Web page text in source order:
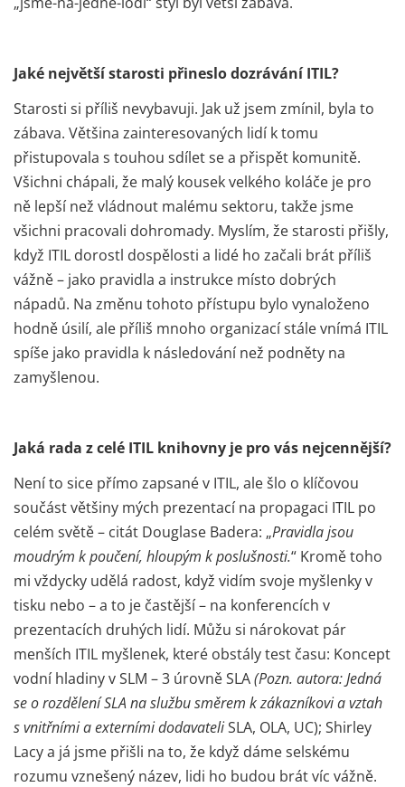
Jaké největší starosti přineslo dozrávání ITIL?
Starosti si příliš nevybavuji. Jak už jsem zmínil, byla to
zábava. Většina zainteresovaných lidí k tomu
přistupovala s touhou sdílet se a přispět komunitě.
Všichni chápali, že malý kousek velkého koláče je pro
ně lepší než vládnout malému sektoru, takže jsme
všichni pracovali dohromady. Myslím, že starosti přišly,
když ITIL dorostl dospělosti a lidé ho začali brát příliš
vážně – jako pravidla a instrukce místo dobrých
nápadů. Na změnu tohoto přístupu bylo vynaloženo
hodně úsilí, ale příliš mnoho organizací stále vnímá ITIL
spíše jako pravidla k následování než podněty na
zamyšlenou.
Jaká rada z celé ITIL knihovny je pro vás nejcennější?
Není to sice přímo zapsané v ITIL, ale šlo o klíčovou
součást většiny mých prezentací na propagaci ITIL po
celém světě – citát Douglase Badera: „Pravidla jsou
moudrým k poučení, hloupým k poslušnosti.“ Kromě toho
mi vždycky udělá radost, když vidím svoje myšlenky v
tisku nebo – a to je častější – na konferencích v
prezentacích druhých lidí. Můžu si nárokovat pár
menších ITIL myšlenek, které obstály test času: Koncept
vodní hladiny v SLM – 3 úrovně SLA(Pozn. autora: Jedná
se o rozdělení SLA na službu směrem k zákazníkovi a vztah
s vnitřními a externími dodavateliSLA, OLA, UC); Shirley
Lacy a já jsme přišli na to, že když dáme selskému
rozumu vznešený název, lidi ho budou brát víc vážně.